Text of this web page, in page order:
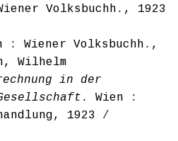
Volksbuchh., 1923
: Wiener Volksbuchh.,
Wilhelm
in der
. Wien :
1923
/